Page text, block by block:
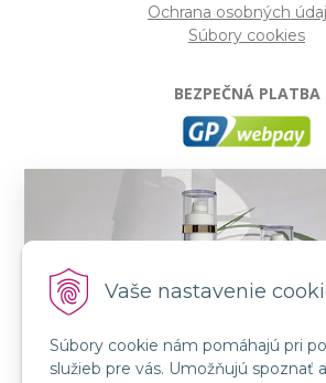
Vaše nastavenie
Súbory cookie nám pomáhajú pri
služieb pre vás. Umožňujú spoznať
Ochrana osobných
Súbory cookies
BEZPEČNÁ PLATBA
- Moderný a bezpečný
kartou na internete. Je jedným z
platobných brán na slovenských e-
SLEDUJTE NÁS